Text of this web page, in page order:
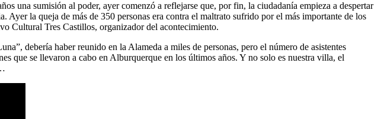
una sumisión al poder, ayer comenzó a reflejarse que, por fin, la ciudadanía empieza a despertar
la queja de más de 350 personas era contra el maltrato sufrido por el más importante de los
Cultural Tres Castillos, organizador del acontecimiento.
debería haber reunido en la Alameda a miles de personas, pero el número de asistentes
que se llevaron a cabo en Alburquerque en los últimos años. Y no solo es nuestra villa, el